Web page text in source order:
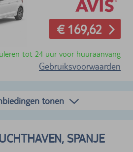
€ 169,62
tot 24 uur voor huuraanvang
Gebruiksvoorwaarden
tonen
SPANJE